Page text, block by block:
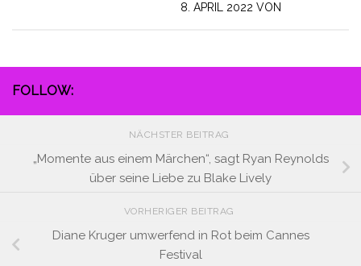
8. APRIL 2022 VON
FOLLOW:
NÄCHSTER BEITRAG
„Momente aus einem Märchen“, sagt Ryan Reynolds
über seine Liebe zu Blake Lively
VORHERIGER BEITRAG
Diane Kruger umwerfend in Rot beim Cannes
Festival